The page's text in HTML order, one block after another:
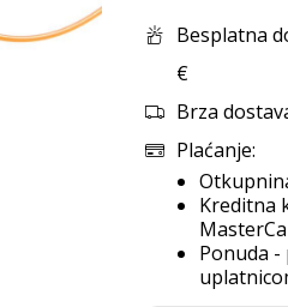
Besplatna
€
Brza
Plaćanje:
Kreditna
Ponuda